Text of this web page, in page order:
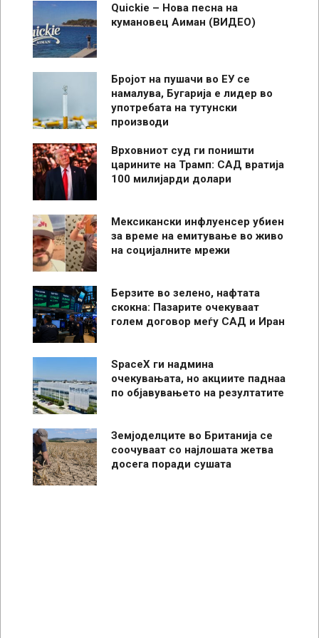
Quickie – Нова песна на
кумановец Аиман (ВИДЕО)
Бројот на пушачи во ЕУ се
намалува, Бугарија е лидер во
употребата на тутунски
производи
Врховниот суд ги поништи
царините на Трамп: САД вратија
100 милијарди долари
Мексикански инфлуенсер убиен
за време на емитување во живо
на социјалните мрежи
Берзите во зелено, нафтата
скокна: Пазарите очекуваат
голем договор меѓу САД и Иран
SpaceX ги надмина
очекувањата, но акциите паднаа
по објавувањето на резултатите
Земјоделците во Британија се
соочуваат со најлошата жетва
досега поради сушата